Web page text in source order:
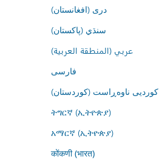
درى (افغانستان)
سنڌي (پاکستان)
عربي (المنطقة العربية)
فارسى
کوردیی ناوەڕاست (کوردستان)
ትግርኛ (ኢትዮጵያ)
አማርኛ (ኢትዮጵያ)
कोंकणी (भारत)